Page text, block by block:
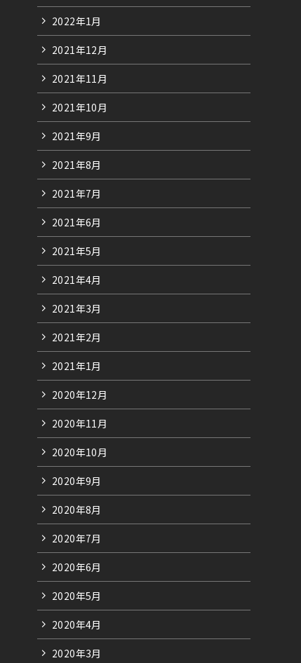
2022年1月
2021年12月
2021年11月
2021年10月
2021年9月
2021年8月
2021年7月
2021年6月
2021年5月
2021年4月
2021年3月
2021年2月
2021年1月
2020年12月
2020年11月
2020年10月
2020年9月
2020年8月
2020年7月
2020年6月
2020年5月
2020年4月
2020年3月